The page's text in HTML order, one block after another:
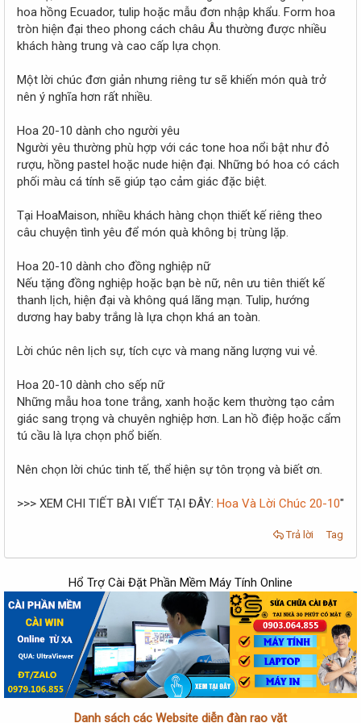
hoa hồng Ecuador, tulip hoặc mẫu đơn nhập khẩu. Form hoa
tròn hiện đại theo phong cách châu Âu thường được nhiều
khách hàng trung và cao cấp lựa chọn.
Một lời chúc đơn giản nhưng riêng tư sẽ khiến món quà trở
nên ý nghĩa hơn rất nhiều.
Hoa 20-10 dành cho người yêu
Người yêu thường phù hợp với các tone hoa nổi bật như đỏ
rượu, hồng pastel hoặc nude hiện đại. Những bó hoa có cách
phối màu cá tính sẽ giúp tạo cảm giác đặc biệt.
Tại HoaMaison, nhiều khách hàng chọn thiết kế riêng theo
câu chuyện tình yêu để món quà không bị trùng lặp.
Hoa 20-10 dành cho đồng nghiệp nữ
Nếu tặng đồng nghiệp hoặc bạn bè nữ, nên ưu tiên thiết kế
thanh lịch, hiện đại và không quá lãng mạn. Tulip, hướng
dương hay baby trắng là lựa chọn khá an toàn.
Lời chúc nên lịch sự, tích cực và mang năng lượng vui vẻ.
Hoa 20-10 dành cho sếp nữ
Những mẫu hoa tone trắng, xanh hoặc kem thường tạo cảm
giác sang trọng và chuyên nghiệp hơn. Lan hồ điệp hoặc cẩm
tú cầu là lựa chọn phổ biến.
Nên chọn lời chúc tinh tế, thể hiện sự tôn trọng và biết ơn.
>>> XEM CHI TIẾT BÀI VIẾT TẠI ĐÂY: Hoa Và Lời Chúc 20-10"
Trả lời Tag
Hổ Trợ Cài Đặt Phần Mềm Máy Tính Online
Danh sách các Website diễn đàn rao vặt